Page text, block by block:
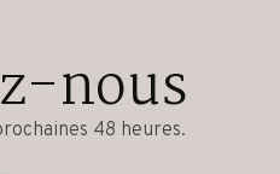
nous
48 heures.